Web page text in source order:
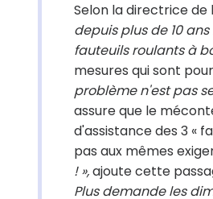
Selon la directrice de
depuis plus de 10
fauteuils roulants à
mesures qui sont
problème n'est pas
assure que le
d'assistance des 3 «
pas aux mêmes
! »,ajoute cette
Plus demande les